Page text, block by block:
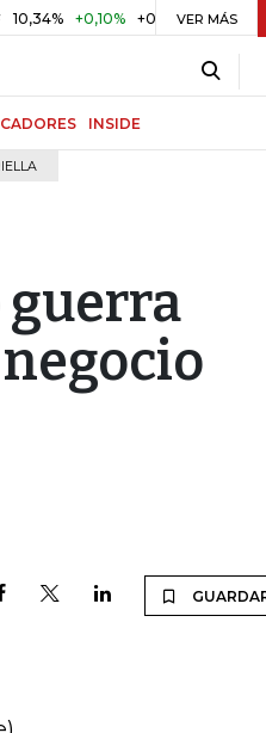
+0,10% +0,98% UVR $ 416,91
VER MÁS
INSIDE
guerra